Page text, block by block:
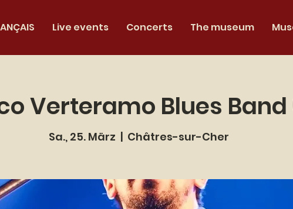
Live events Concerts The museum
Verteramo Blues
Sa., 25. März
  |
Châtres-sur-Cher